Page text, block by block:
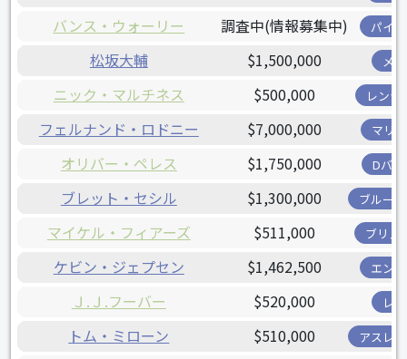
バンス・ウォーリー 調査中(情報募集中) パイ
松坂大輔 $1,500,000 メ
ニック・マルチネス $500,000 レンジ
フェルナンド・ロドニー $7,000,000 マリ
オリバー・ペレス $1,750,000 Dバ
ブレット・セシル $1,300,000 ブルー
マイケル・フィアーズ $511,000 ブリュ
ケビン・ジェプセン $1,462,500 エン
Ｊ.Ｊ.フーバー $520,000 レ
トム・ミローン $510,000 アスレ